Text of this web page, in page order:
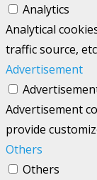
Analytics
Analytical
traffic source,
Advertisement
Advertisement
provide
Others
Others